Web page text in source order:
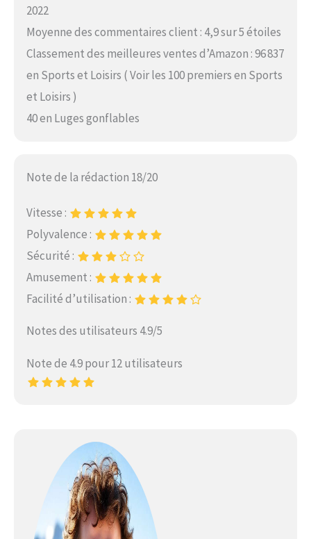
2022
Moyenne des commentaires client : 4,9 sur 5 étoiles
Classement des meilleures ventes d’Amazon : 96 837
en Sports et Loisirs ( Voir les 100 premiers en Sports
et Loisirs )
40 en Luges gonflables
Note de la rédaction 18/20
Vitesse :
Polyvalence :
Sécurité :
Amusement :
Facilité d’utilisation :
Notes des utilisateurs 4.9/5
Note de 4.9 pour 12 utilisateurs